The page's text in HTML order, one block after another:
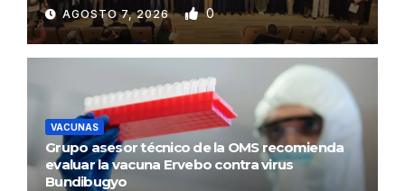
AGOSTO 7, 2026 0
VACUNAS
Grupo asesor técnico de la OMS recomienda
evaluar la vacuna Ervebo contra virus
Bundibugyo